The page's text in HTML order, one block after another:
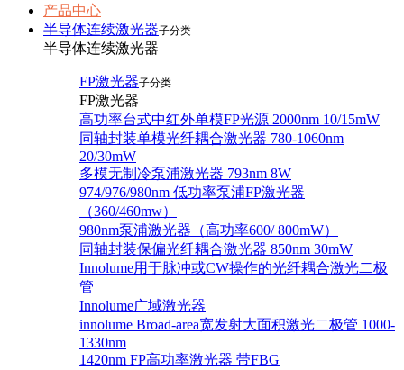
产品中心
半导体连续激光器子分类
半导体连续激光器
FP激光器子分类
FP激光器
高功率台式中红外单模FP光源 2000nm 10/15mW
同轴封装单模光纤耦合激光器 780-1060nm
20/30mW
多模无制冷泵浦激光器 793nm 8W
974/976/980nm 低功率泵浦FP激光器
（360/460mw）
980nm泵浦激光器（高功率600/ 800mW）
同轴封装保偏光纤耦合激光器 850nm 30mW
Innolume用于脉冲或CW操作的光纤耦合激光二极
管
Innolume广域激光器
innolume Broad-area宽发射大面积激光二极管 1000-
1330nm
1420nm FP高功率激光器 带FBG